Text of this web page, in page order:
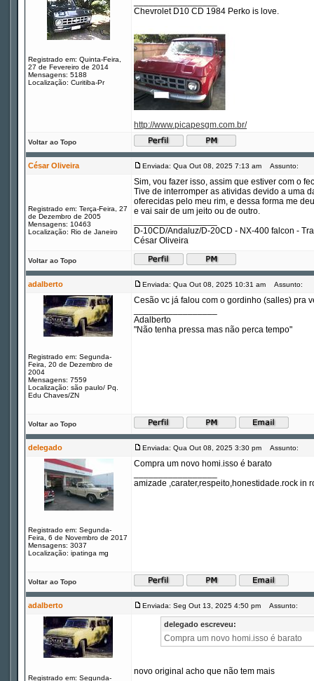
Registrado em: Quinta-Feira,
27 de Fevereiro de 2014
Mensagens: 5188
Localização: Curitiba-Pr
Chevrolet D10 CD 1984 Perko is love.
http://www.picapesgm.com.br/
Voltar ao Topo
César Oliveira Enviada: Qua Out 08, 2025 7:13 am Assunto:
Registrado em: Terça-Feira, 27
de Dezembro de 2005
Mensagens: 10463
Localização: Rio de Janeiro
Sim, vou fazer isso, assim que estiver com o
Tive de interromper as atividas devido a uma
oferecidas pelo meu rim, e dessa forma me
e vai sair de um jeito ou de outro.
D-10CD/Andaluz/D-20CD - NX-400 falcon -
César Oliveira
Voltar ao Topo
adalberto Enviada: Qua Out 08, 2025 10:31 am Assunto:
Registrado em: Segunda-
Feira, 20 de Dezembro de
2004
Mensagens: 7559
Localização: são paulo/ Pq.
Edu Chaves/ZN
Cesão vc já falou com o gordinho (salles) pra
Adalberto
"Não tenha pressa mas não perca tempo"
Voltar ao Topo
delegado Enviada: Qua Out 08, 2025 3:30 pm Assunto:
Registrado em: Segunda-
Feira, 6 de Novembro de 2017
Mensagens: 3037
Localização: ipatinga mg
Compra um novo homi.isso é barato
amizade ,carater,respeito,honestidade.rock in
Voltar ao Topo
adalberto Enviada: Seg Out 13, 2025 4:50 pm Assunto:
Registrado em: Segunda-
delegado escreveu:
Compra um novo homi.isso é barato
novo original acho que não tem mais